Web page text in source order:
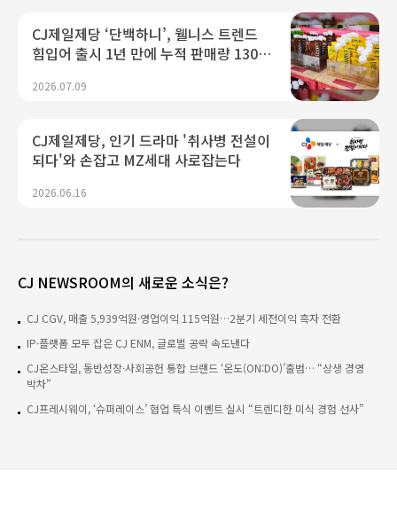
CJ제일제당 ‘단백하니’, 웰니스 트렌드
힘입어 출시 1년 만에 누적 판매량 130만
2026.07.09
CJ제일제당, 인기 드라마 '취사병 전설이
되다'와 손잡고 MZ세대 사로잡는다
2026.06.16
CJ NEWSROOM의 새로운 소식은?
CJ CGV, 매출 5,939억원·영업이익 115억원…2분기 세전이익 흑자 전환
IP·플랫폼 모두 잡은 CJ ENM, 글로벌 공략 속도낸다
CJ온스타일, 동반성장·사회공헌 통합 브랜드 ‘온도(ON:DO)’출범… “상생 경영
박차”
CJ프레시웨이, ‘슈퍼레이스’ 협업 특식 이벤트 실시 “트렌디한 미식 경험 선사”